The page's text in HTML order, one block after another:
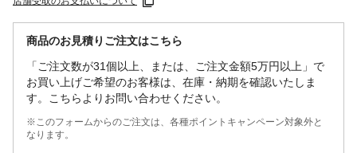
商品のお見積りご注文はこちら
「ご注文数が31個以上、または、ご注文金額5万円以上」で
お買い上げご希望のお客様は、在庫・納期を確認いたしま
す。こちらよりお問い合わせください。
※このフォームからのご注文は、各種ポイントキャンペーン対象外と
なります。